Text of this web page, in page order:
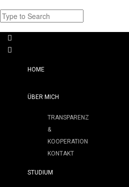
HOME
ÜBER MICH
TRANSPARENZ
&
KOOPERATION
KONTAKT
STUDIUM